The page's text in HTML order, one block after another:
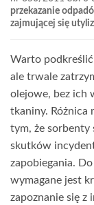
przekazanie
zajmującej się
Warto
ale trwale
olejowe, bez ich
tkaniny. Różnica
tym, że sorbenty
skutków
zapobiegania.
wymagane jest
zapoznanie się z